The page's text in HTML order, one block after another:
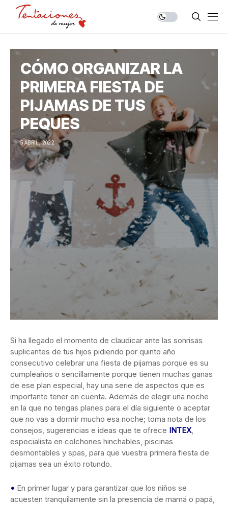
CÓMO ORGANIZAR LA
PRIMERA FIESTA DE
PIJAMAS DE TUS
PEQUES
5 ABRIL, 2022
Si ha llegado el momento de claudicar ante las sonrisas
suplicantes de tus hijos pidiendo por quinto año
consecutivo celebrar una fiesta de pijamas porque es su
cumpleaños o sencillamente porque tienen muchas ganas
de ese plan especial, hay una serie de aspectos que es
importante tener en cuenta. Además de elegir una noche
en la que no tengas planes para el día siguiente o aceptar
que no vas a dormir mucho esa noche; toma nota de los
consejos, sugerencias e ideas que te ofrece INTEX,
especialista en colchones hinchables, piscinas
desmontables y spas, para que vuestra primera fiesta de
pijamas sea un éxito rotundo.
• En primer lugar y para garantizar que los niños se
acuesten tranquilamente sin la presencia de mamá o papá,